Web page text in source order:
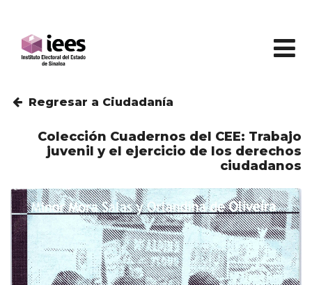
Regresar a Ciudadanía
Colección Cuadernos del CEE: Trabajo
juvenil y el ejercicio de los derechos
ciudadanos